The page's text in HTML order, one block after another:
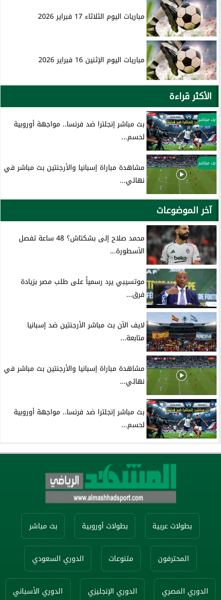
مباريات اليوم الثلاثاء 17 فبراير 2026
مباريات اليوم الإثنين 16 فبراير 2026
الأكثر قراءة
بث مباشر
بث مباشر إنجلترا ضد فرنسا.. مواجهة أوروبية
لحسم...
بث مباشر
مشاهدة مباراة إسبانيا والأرجنتين بث مباشر في
نهائي...
آخر الموضوعات
محمد صلاح إلى بشكتاش؟ 48 ساعة تفصل
الأسطورة...
موتسيبي يرد رسمياً على طلب مصر بزيادة
فرق...
لايف الآن بث مباشر الأرجنتين ضد إسبانيا
متابعة...
مشاهدة مباراة إسبانيا والأرجنتين بث مباشر في
نهائي...
بث مباشر إنجلترا ضد فرنسا.. مواجهة أوروبية
لحسم...
بطولات عربية بطولات أوروبية بث مباشر
المحترفون متنوعات الدوري السعودي
الدوري المصري الدوري الإنجليزي الدوري الأسباني